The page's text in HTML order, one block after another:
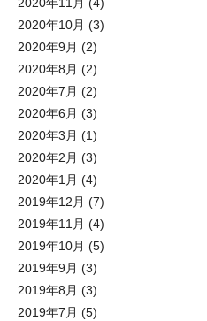
2020年11月 (4)
2020年10月 (3)
2020年9月 (2)
2020年8月 (2)
2020年7月 (2)
2020年6月 (3)
2020年3月 (1)
2020年2月 (3)
2020年1月 (4)
2019年12月 (7)
2019年11月 (4)
2019年10月 (5)
2019年9月 (3)
2019年8月 (3)
2019年7月 (5)